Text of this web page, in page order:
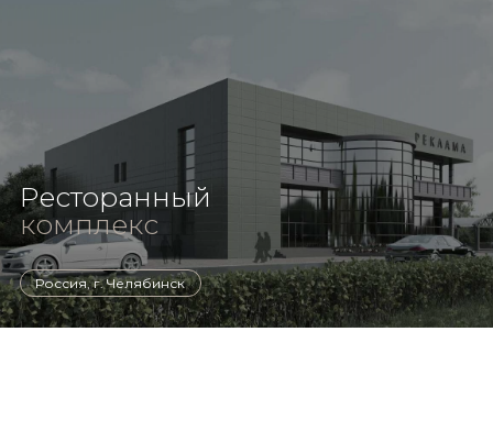
Россия, г. Челябинск
Ресторанный
комплекс